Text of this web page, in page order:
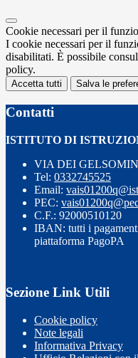
Cookie necessari per il
I cookie necessari per il
disabilitati. È possibile
policy.
Accetta tutti Salva le
Contatti
ISTITUTO DI
VIA DEI
Tel: 0332745525
Email:
PEC:
C.F.: 92000510120
IBAN: tutti i
piattaforma PagoPA
Sezione Link Utili
Cookie policy
Note legali
Informativa Privacy